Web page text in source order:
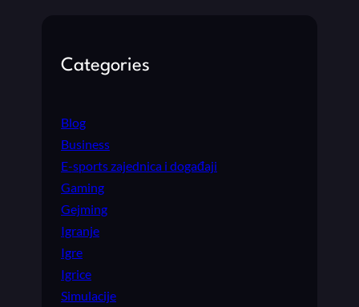
Categories
Blog
Business
E-sports zajednica i događaji
Gaming
Gejming
Igranje
Igre
Igrice
Simulacije